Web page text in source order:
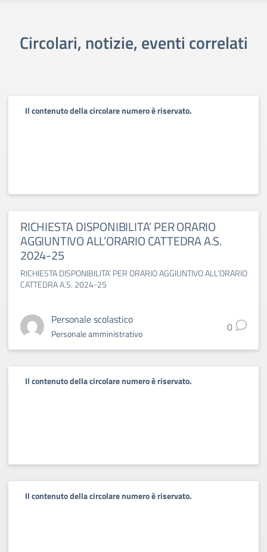
Circolari, notizie, eventi correlati
Il contenuto della circolare numero è riservato.
RICHIESTA DISPONIBILITA’ PER ORARIO
AGGIUNTIVO ALL’ORARIO CATTEDRA A.S.
2024-25
RICHIESTA DISPONIBILITA’ PER ORARIO AGGIUNTIVO ALL’ORARIO
CATTEDRA A.S. 2024-25
Personale scolastico
Personale amministrativo 0
Il contenuto della circolare numero è riservato.
Il contenuto della circolare numero è riservato.